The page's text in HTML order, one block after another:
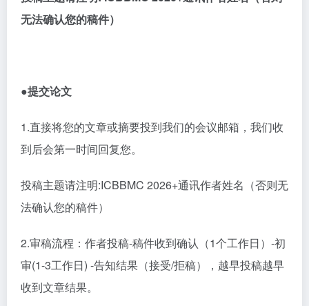
无法确认您的稿件）
●提交论文
1.直接将您的文章或摘要投到我们的会议邮箱，我们收
到后会第一时间回复您。
投稿主题请注明:ICBBMC 2026+通讯作者姓名（否则无
法确认您的稿件）
2.审稿流程：作者投稿-稿件收到确认（1个工作日）-初
审(1-3工作日) -告知结果（接受/拒稿），越早投稿越早
收到文章结果。